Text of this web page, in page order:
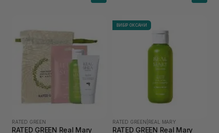
RATED GREEN
RATED GREEN Real Mary
ВИБІР ОКСАНИ
RATED GREEN REAL MARY
RATED GREEN Real Mary